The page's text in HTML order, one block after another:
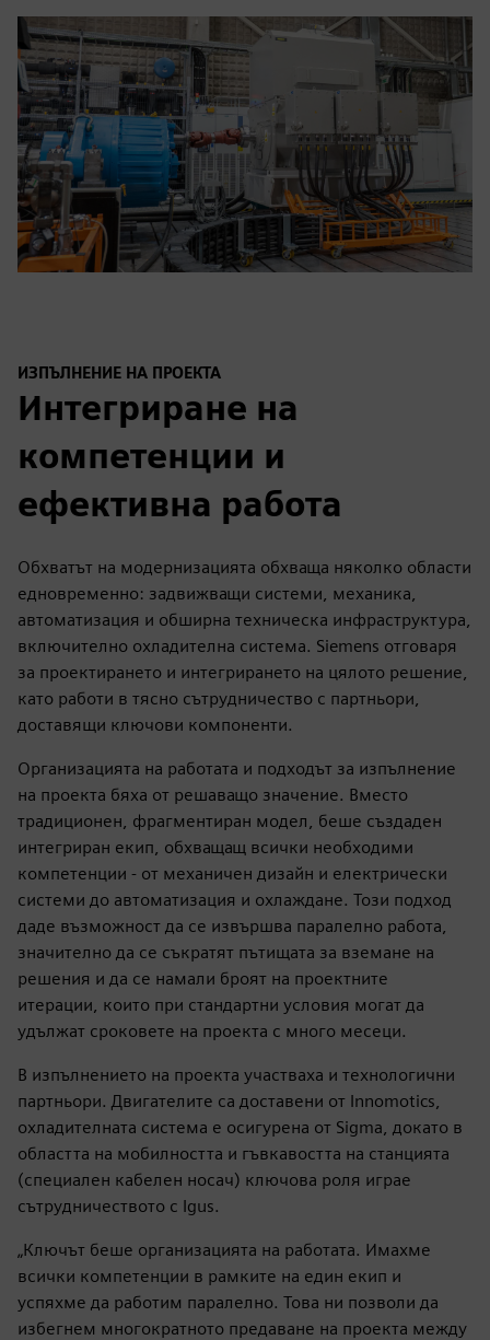
ИЗПЪЛНЕНИЕ НА ПРОЕКТА
Интегриране на
компетенции и
ефективна работа
Обхватът на модернизацията обхваща няколко области
едновременно: задвижващи системи, механика,
автоматизация и обширна техническа инфраструктура,
включително охладителна система. Siemens отговаря
за проектирането и интегрирането на цялото решение,
като работи в тясно сътрудничество с партньори,
доставящи ключови компоненти.
Организацията на работата и подходът за изпълнение
на проекта бяха от решаващо значение. Вместо
традиционен, фрагментиран модел, беше създаден
интегриран екип, обхващащ всички необходими
компетенции - от механичен дизайн и електрически
системи до автоматизация и охлаждане. Този подход
даде възможност да се извършва паралелно работа,
значително да се съкратят пътищата за вземане на
решения и да се намали броят на проектните
итерации, които при стандартни условия могат да
удължат сроковете на проекта с много месеци.
В изпълнението на проекта участваха и технологични
партньори. Двигателите са доставени от Innomotics,
охладителната система е осигурена от Sigma, докато в
областта на мобилността и гъвкавостта на станцията
(специален кабелен носач) ключова роля играе
сътрудничеството с Igus.
„Ключът беше организацията на работата. Имахме
всички компетенции в рамките на един екип и
успяхме да работим паралелно. Това ни позволи да
избегнем многократното предаване на проекта между